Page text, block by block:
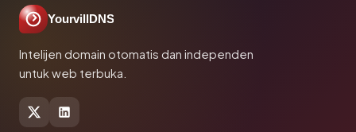
YourvillDNS
Intelijen domain otomatis dan independen
untuk web terbuka.